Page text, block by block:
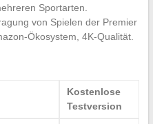
Sportarten.
von Spielen der Premier
Ökosystem, 4K-Qualität.
Kostenlose
Testversion